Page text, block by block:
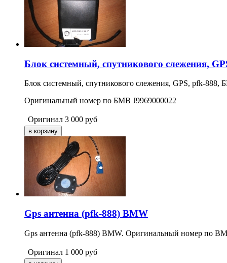
Блок системный, спутникового слежения,
Блок системный, спутникового слежения, GPS, pfk-888,
Оригинальный номер по БМВ J9969000022
Оригинал 3 000 руб
Gps антенна (pfk-888) BMW
Gps антенна (pfk-888) BMW. Оригинальный номер по
Оригинал 1 000 руб